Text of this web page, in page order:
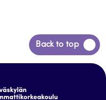
Back to top
Siirry
takaisin